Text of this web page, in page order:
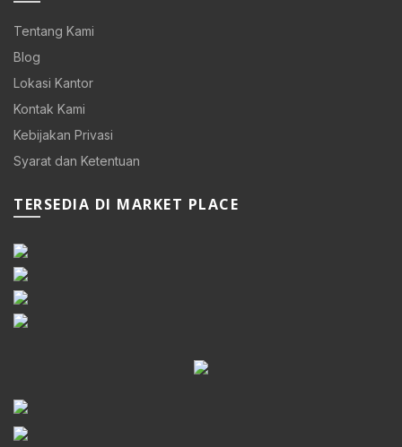
Tentang Kami
Blog
Lokasi Kantor
Kontak Kami
Kebijakan Privasi
Syarat dan Ketentuan
TERSEDIA DI MARKET PLACE